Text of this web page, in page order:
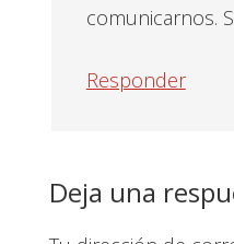
comunicarnos.
Responder
Deja una